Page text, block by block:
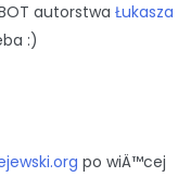
autorstwa Łukasza
:)
po wiÄ™cej